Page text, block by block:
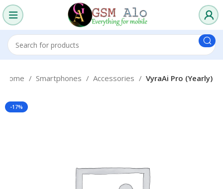
Home Smartphones Accessories VyraAi Pro (Yearly)
-17%